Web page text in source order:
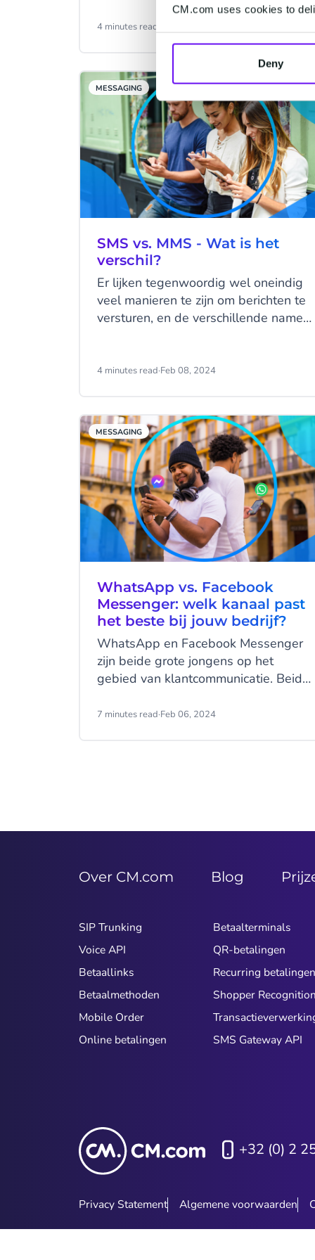
CM.com uses cookies to
Deny
het SMS-netwerk met de extra
voordelen van rich media en andere
moderne functionaliteiten. Het enige
probleem was het bereik: iOS
ondersteunde RCS niet. Tot nu dan.
4 minutes read
MESSAGING
SMS vs. MMS - Wat is het
verschil?
Er lijken tegenwoordig wel oneindig
veel manieren te zijn om berichten te
versturen, en de verschillende namen
blog gaan we het hebben over SMS
4 minutes read·Feb 08, 2024
MESSAGING
WhatsApp vs. Facebook
Messenger: welk kanaal past
het beste bij jouw bedrijf?
WhatsApp en Facebook Messenger
zijn beide grote jongens op het
gebied van klantcommunicatie. Beide
oplossingen voor bedrijven om
7 minutes read·Feb 06, 2024
Over CM.com Blog
SIP Trunking
Voice API
Betaallinks
Betaalmethoden
Mobile Order
Online betalingen
Betaalterminals
QR-betalingen
Recurring betalingen
Shopper Recognition
SMS Gateway API
+32 (0) 2
Privacy Statement Algemene voorwaarden